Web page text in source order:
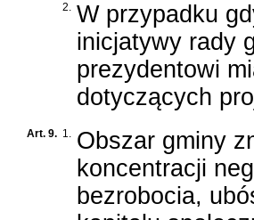
2. W przypadku
inicjatywy rady
prezydentowi
dotyczących
Art. 9. 1. Obszar gminy
koncentracji
bezrobocia,